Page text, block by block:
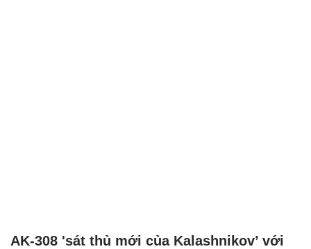
AK-308 'sát thủ mới của Kalashnikov’ với